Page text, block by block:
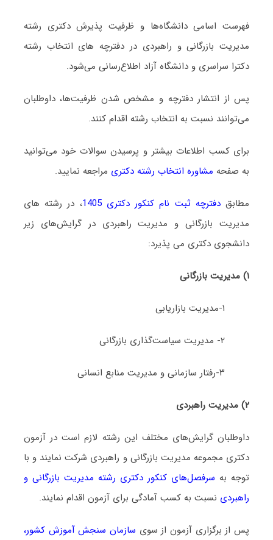
فهرست اسامی دانشگاه‌ها و ظرفیت پذیرش دکتری رشته
ﻣﺪﻳﺮﻳﺖ ﺑﺎزرﮔﺎنی و راﻫﺒﺮدی در دفترچه های انتخاب رشته
دکترا سراسری و دانشگاه آزاد اطلاع‌رسانی می‌شود.
پس از انتشار دفترچه و مشخص شدن ظرفیت‌ها، داوطلبان
می‌توانند نسبت به انتخاب رشته اقدام کنند.
برای کسب اطلاعات بیشتر و پرسیدن سوالات خود می‌توانید
به صفحه مشاوره انتخاب رشته دکتری مراجعه نمایید.
مطابقدفترچه ثبت نام کنکور دکتری 1405
، در رشته های
ﻣﺪﻳﺮﻳﺖ ﺑﺎزرﮔﺎنی و مدیریت راﻫﺒﺮدی در گرایش‌های زیر
دانشجوی دکتری می پذیرد:
۱) مدیریت بازرگانی
۱-ﻣﺪﻳﺮﻳﺖ ﺑﺎزارﻳﺎبی
۲- ﻣﺪﻳﺮﻳﺖ ﺳﻴﺎﺳﺖﮔﺬاری ﺑﺎزرﮔﺎنی
۳-رﻓﺘﺎر ﺳﺎزﻣﺎنی و ﻣﺪﻳﺮﻳﺖ ﻣﻨﺎﺑﻊ اﻧﺴﺎنی
۲) ﻣﺪﻳﺮﻳﺖ راﻫﺒﺮدی
داوطلبان گرایش‌های مختلف این رشته لازم است در آزمون
دکتری مجموعه ﻣﺪﻳﺮﻳﺖ ﺑﺎزرﮔﺎنی و راﻫﺒﺮدی شرکت نمایند و با
توجه به سرفصل‌های کنکور دکتری رشته ﻣﺪﻳﺮﻳﺖ ﺑﺎزرﮔﺎنی و
راﻫﺒﺮدی نسبت به کسب آمادگی برای آزمون اقدام نمایند.
پس از برگزاری آزمون از سوی سازمان سنجش آموزش کشور،